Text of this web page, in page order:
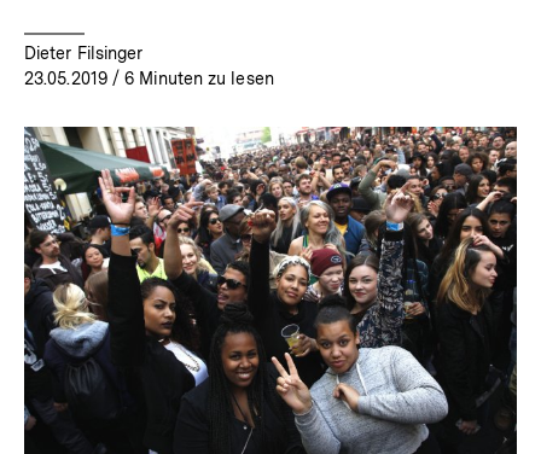
Dieter Filsinger
23.05.2019/ 6 Minuten zu lesen